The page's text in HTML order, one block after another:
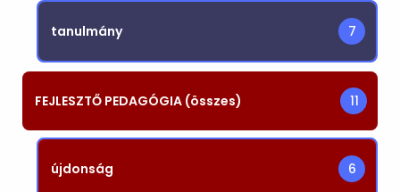
tanulmány 7
FEJLESZTŐ PEDAGÓGIA (összes) 11
újdonság 6